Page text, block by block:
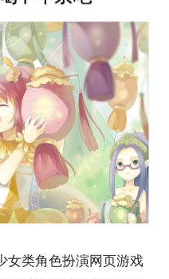
女类角色扮演网页游戏